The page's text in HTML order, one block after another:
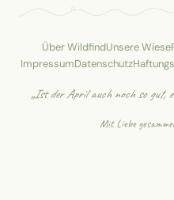
Über WildfindUnsere Wiese
ImpressumDatenschutz
„Ist der April auch noch so gut,
Mit Liebe